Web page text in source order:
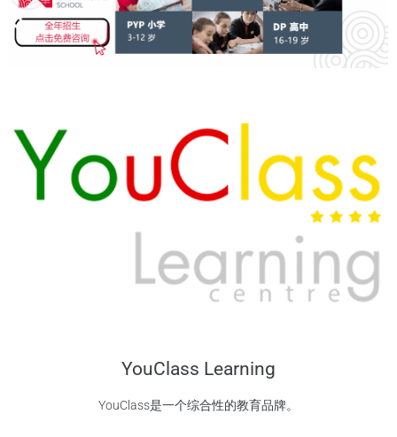
YouClass Learning
YouClass是一个综合性的教育品牌。